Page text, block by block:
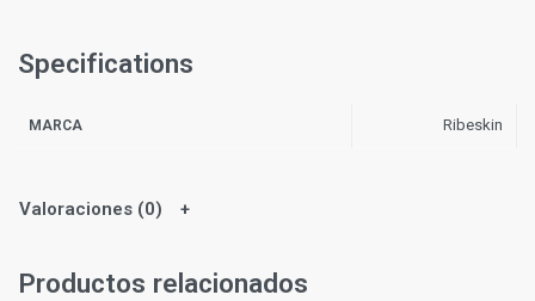
Specifications
MARCA Ribeskin
Valoraciones (0)
Productos relacionados